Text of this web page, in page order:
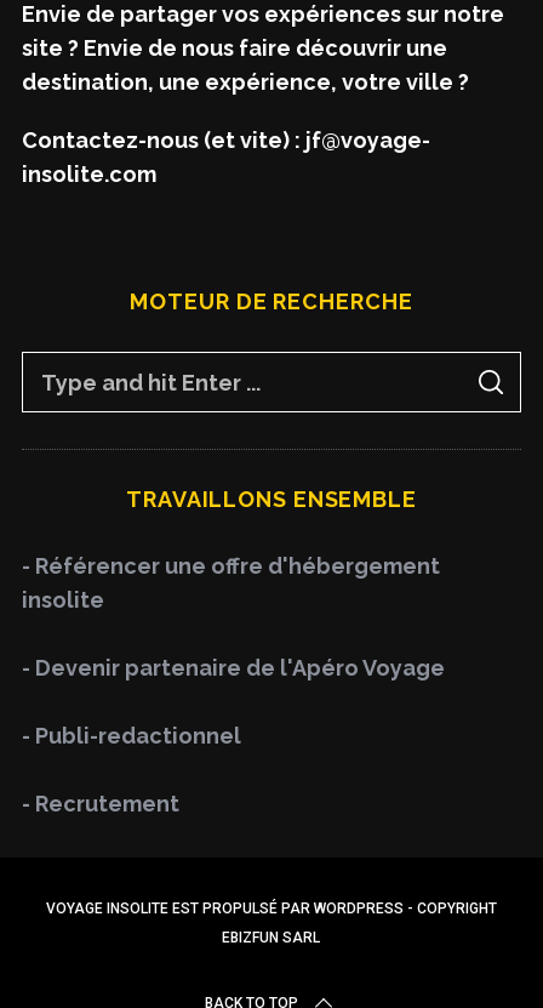
Envie de partager vos expériences sur notre
site ? Envie de nous faire découvrir une
destination, une expérience, votre ville ?
Contactez-nous (et vite) : jf@voyage-
insolite.com
MOTEUR DE RECHERCHE
f
o
:
S
A
C
TRAVAILLONS ENSEMBLE
- Référencer une offre d'hébergement
insolite
- Devenir partenaire de l'Apéro Voyage
- Publi-redactionnel
- Recrutement
VOYAGE INSOLITE EST PROPULSÉ PAR WORDPRESS - COPYRIGHT
EBIZFUN SARL
BACK TO TOP